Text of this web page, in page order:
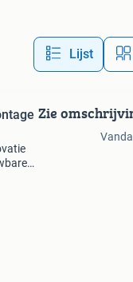
Lijst
Zie